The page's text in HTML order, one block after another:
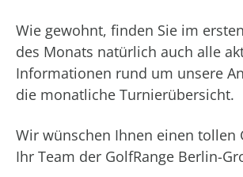
Wie gewohnt, finden Sie im
des Monats natürlich auch alle
Informationen rund um unsere
die monatliche Turnierübersicht.
Wir wünschen Ihnen einen tollen
Ihr Team der GolfRange Berlin-